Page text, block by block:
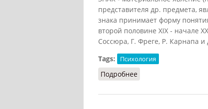
представителя др. предмета,
знака принимает форму
второй половине XIX - начале
Соссюра, Г. Фреге, Р. Карнапа и
Tags:
Психология
Подробнее